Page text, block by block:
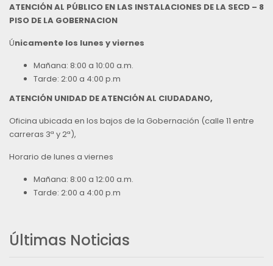
ATENCIÓN AL PÚBLICO EN LAS INSTALACIONES DE LA SECD – 8
PISO DE LA GOBERNACION
Únicamente los lunes y viernes
Mañana: 8:00 a 10:00 a.m.
Tarde: 2:00 a 4:00 p.m
ATENCIÓN UNIDAD DE ATENCIÓN AL CIUDADANO,
Oficina ubicada en los bajos de la Gobernación (calle 11 entre
carreras 3ª y 2ª),
Horario de lunes a viernes
Mañana: 8:00 a 12:00 a.m.
Tarde: 2:00 a 4:00 p.m
Últimas Noticias